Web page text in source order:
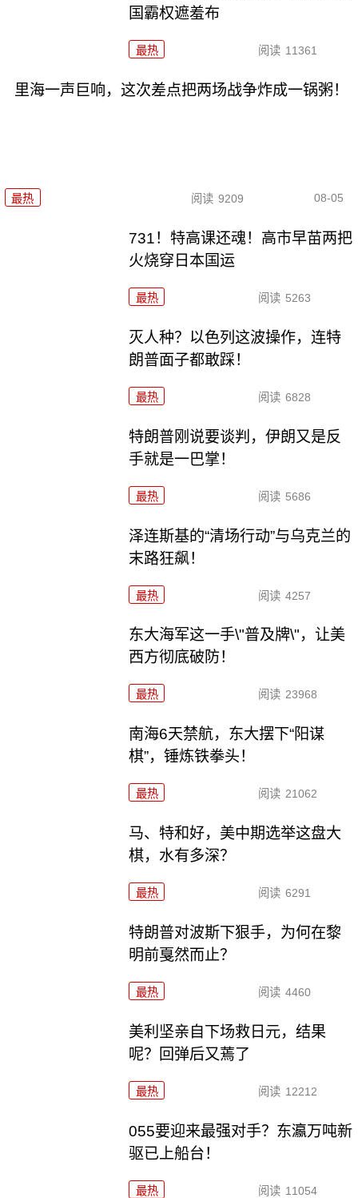
国霸权遮羞布
最热 阅读 11361
里海一声巨响，这次差点把两场战争炸成一锅粥！
最热 阅读 9209 08-05
731！特高课还魂！高市早苗两把
火烧穿日本国运
最热 阅读 5263
灭人种？以色列这波操作，连特
朗普面子都敢踩！
最热 阅读 6828
特朗普刚说要谈判，伊朗又是反
手就是一巴掌！
最热 阅读 5686
泽连斯基的“清场行动”与乌克兰的
末路狂飙！
最热 阅读 4257
东大海军这一手\"普及牌\"，让美
西方彻底破防！
最热 阅读 23968
南海6天禁航，东大摆下“阳谋
棋”，锤炼铁拳头！
最热 阅读 21062
马、特和好，美中期选举这盘大
棋，水有多深？
最热 阅读 6291
特朗普对波斯下狠手，为何在黎
明前戛然而止？
最热 阅读 4460
美利坚亲自下场救日元，结果
呢？回弹后又蔫了
最热 阅读 12212
055要迎来最强对手？东瀛万吨新
驱已上船台！
最热 阅读 11054